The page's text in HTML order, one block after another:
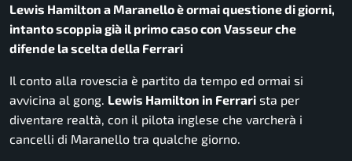
Lewis Hamilton a Maranello è ormai questione di giorni,
intanto scoppia già il primo caso con Vasseur che
difende la scelta della Ferrari
Il conto alla rovescia è partito da tempo ed ormai si
avvicina al gong. Lewis Hamilton in Ferrari sta per
diventare realtà, con il pilota inglese che varcherà i
cancelli di Maranello tra qualche giorno.